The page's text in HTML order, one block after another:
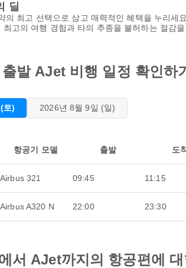
딜
의 최고 선택으로 삼고 매력적인 혜택을 누리
최고의 여행 경험과 타의 추종을 불허하는 절감
발 AJet 비행 일정 확인하기
토) 2026년 8월 9일 (일)
항공기 모델 출발 도
Airbus 321 09:45 11:15
Airbus A320 N 22:00 23:30
서 AJet까지의 항공편에